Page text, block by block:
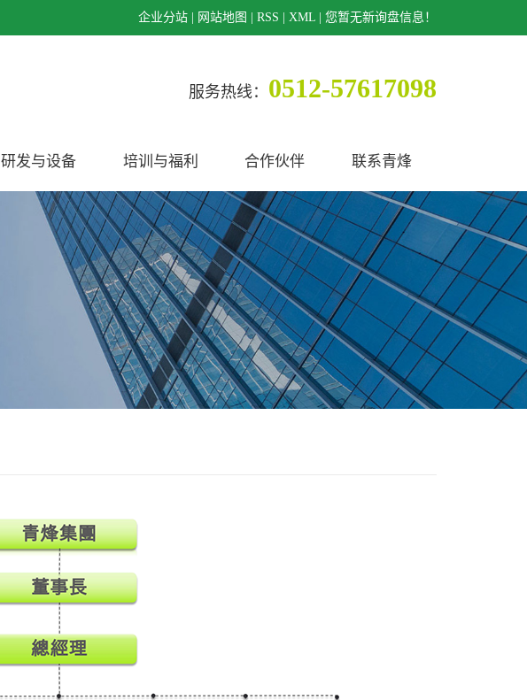
企业分站 网站地图 RSS XML 您暂无新询盘信息！
服务热线： 0512-57617098
研发与设备 培训与福利 合作伙伴 联系青烽